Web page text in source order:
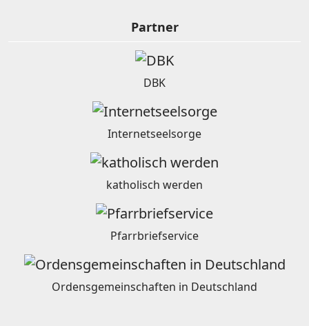
Partner
DBK
Internetseelsorge
katholisch werden
Pfarrbriefservice
Ordensgemeinschaften in Deutschland